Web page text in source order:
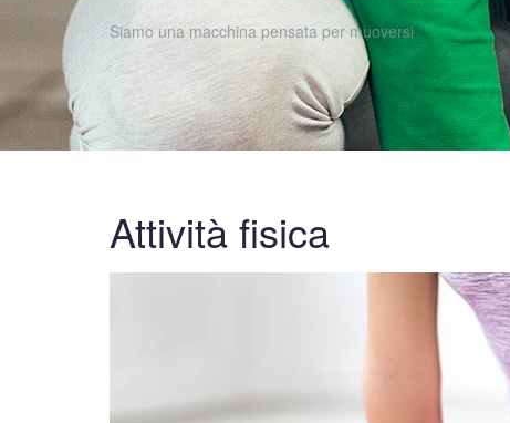
Siamo una macchina pensata per muoversi
Attività fisica